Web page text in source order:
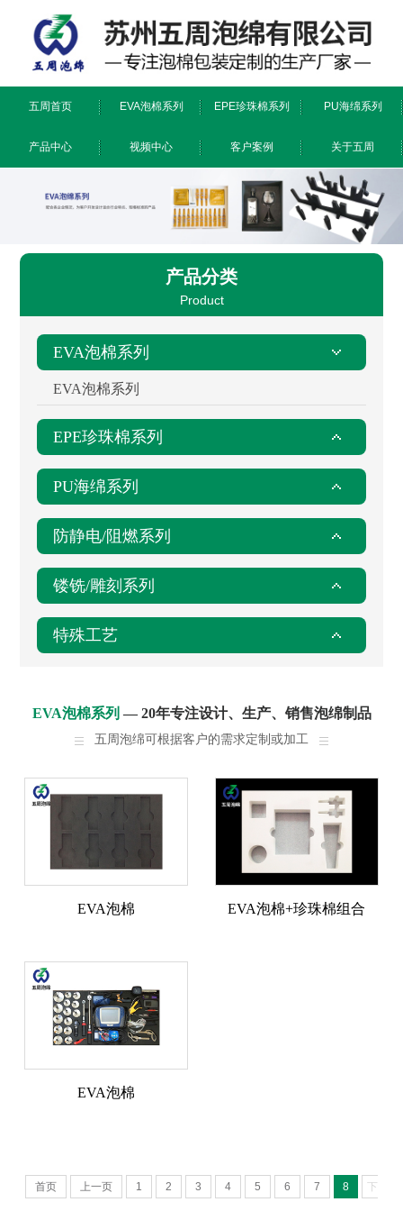
五周首页 EVA泡棉系列 EPE珍珠棉系列 PU海绵系列
产品中心 视频中心 客户案例 关于五周
公司简介
荣誉证书
工厂环境
新闻资讯
产品分类
Product
EVA泡棉系列
EVA泡棉系列
EPE珍珠棉系列
PU海绵系列
防静电/阻燃系列
镂铣/雕刻系列
特殊工艺
EVA泡棉系列 — 20年专注设计、生产、销售泡绵制品
五周泡绵可根据客户的需求定制或加工
EVA泡棉 EVA泡棉+珍珠棉组合
EVA泡棉
首页 上一页 1 2 3 4 5 6 7 8 下